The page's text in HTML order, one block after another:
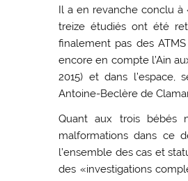
Il a en revanche conclu à
treize étudiés ont été
finalement pas des
encore en compte l’Ain
2015) et dans l’espace,
Antoine-Beclère de
Quant aux trois bébés
malformations dans ce
l’ensemble des cas et
des «investigations